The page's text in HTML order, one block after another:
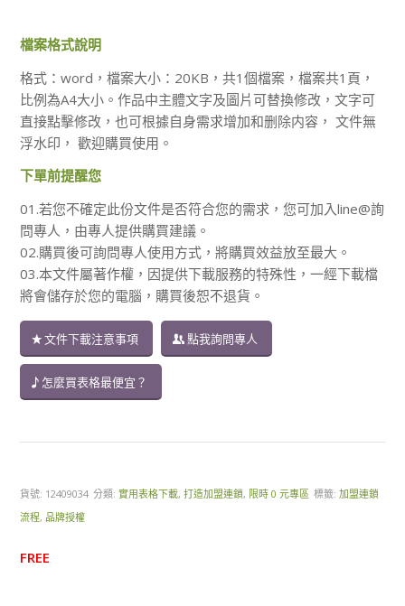
檔案格式說明
格式：word，檔案大小：20KB，共1個檔案，檔案共1頁，
比例為A4大小。作品中主體文字及圖片可替換修改，文字可
直接點擊修改，也可根據自身需求增加和删除内容， 文件無
浮水印， 歡迎購買使用。
下單前提醒您
01.若您不確定此份文件是否符合您的需求，您可加入line@詢
問專人，由專人提供購買建議。
02.購買後可詢問專人使用方式，將購買效益放至最大。
03.本文件屬著作權，因提供下載服務的特殊性，一經下載檔
將會儲存於您的電腦，購買後恕不退貨。
文件下載注意事項 點我詢問專人
怎麼買表格最便宜？
貨號: 12409034 分類:實用表格下載,打造加盟連鎖, 限時 0 元專區 標籤:加盟連鎖
流程, 品牌授權
FREE